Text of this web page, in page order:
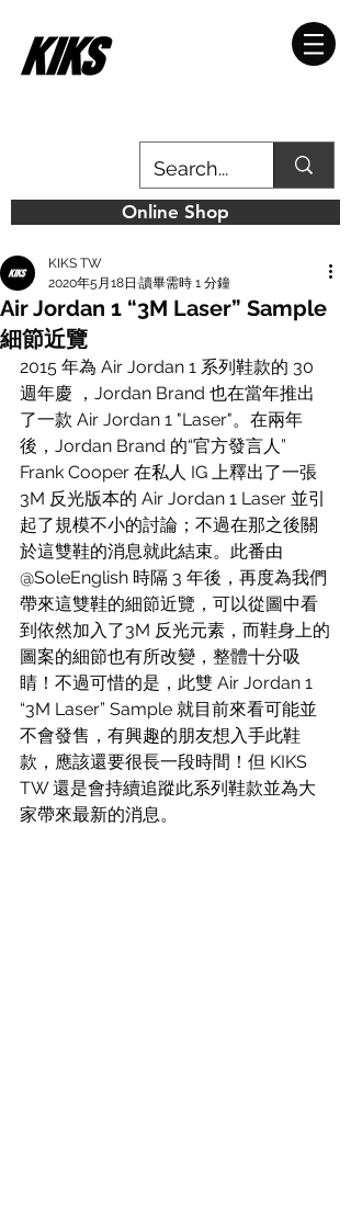
Online Shop
Air Jordan 1 “3M Laser” Sample
細節近覽
KIKS TW
2020年5月18日 讀畢需時 1 分鐘
2015 年為 Air Jordan 1 系列鞋款的 30
週年慶 ，Jordan Brand 也在當年推出
了一款 Air Jordan 1 "Laser"。在兩年
後，Jordan Brand 的“官方發言人”
Frank Cooper 在私人 IG 上釋出了一張
3M 反光版本的 Air Jordan 1 Laser 並引
起了規模不小的討論；不過在那之後關
於這雙鞋的消息就此結束。此番由
@SoleEnglish 時隔 3 年後，再度為我們
帶來這雙鞋的細節近覽，可以從圖中看
到依然加入了3M 反光元素，而鞋身上的
圖案的細節也有所改變，整體十分吸
睛！不過可惜的是，此雙 Air Jordan 1
“3M Laser” Sample 就目前來看可能並
不會發售，有興趣的朋友想入手此鞋
款，應該還要很長一段時間！但 KIKS
TW 還是會持續追蹤此系列鞋款並為大
家帶來最新的消息。